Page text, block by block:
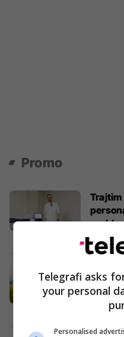
Promo
Trajtim
pjatë
Telegrafi asks
your personal
Personalised